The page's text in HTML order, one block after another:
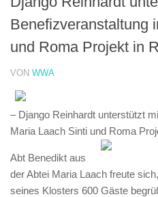
Benefizveranstaltung
und Roma Projekt in
VON WWA
– Django Reinhardt unterstützt
Maria Laach Sinti und Roma
Abt Benedikt aus
der Abtei Maria Laach freute
seines Klosters 600 Gäste